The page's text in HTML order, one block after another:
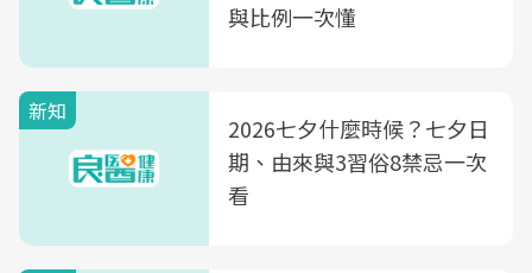
與比例一次懂
新知
2026七夕什麼時候？七夕日
期、由來與3習俗8禁忌一次
看